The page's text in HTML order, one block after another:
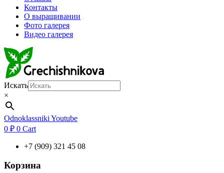
Контакты
О выращивании
Фото галерея
Видео галерея
Искать
×
Odnoklassniki Youtube
0 ₽ 0 Cart
+7 (909) 321 45 08
Корзина